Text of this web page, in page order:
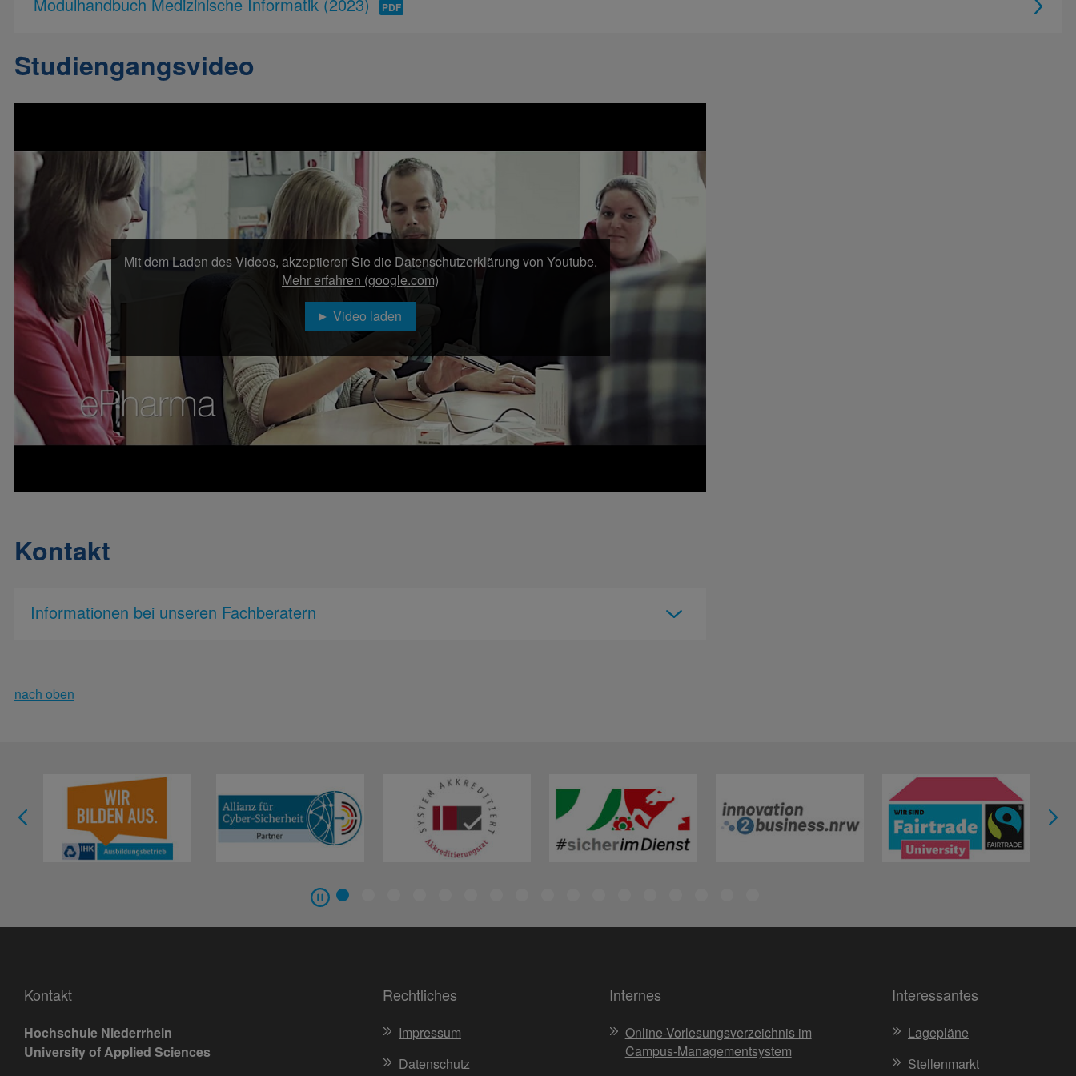
Modulhandbuch Medizinische Informatik (2023)
Studiengangsvideo
Mit dem Laden des Videos, akzeptieren Sie die Datenschutzerklärung von Youtube.
Mehr erfahren (google.com)
Video laden
Kontakt
Informationen bei unseren Fachberatern
nach oben
Kontakt
Hochschule Niederrhein
University of Applied Sciences
Rechtliches
Impressum
Datenschutz
Internes
Online-Vorlesungsverzeichnis im
Campus-Managementsystem
Interessantes
Lagepläne
Stellenmarkt